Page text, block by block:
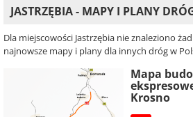
JASTRZĘBIA - MAPY I PLANY
Dla miejscowości Jastrzębia nie znaleziono
najnowsze mapy i plany dla innych dróg w
Mapa
Krosno